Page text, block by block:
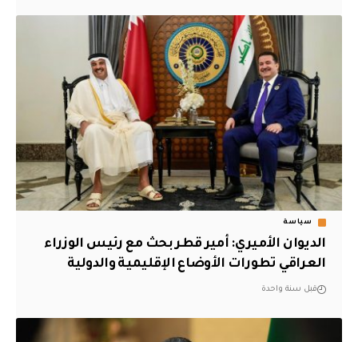
سياسة
الديوان الأميري: أمير قطر بحث مع رئيس الوزراء
العراقي تطورات الأوضاع الإقليمية والدولية
قبل سنة واحدة